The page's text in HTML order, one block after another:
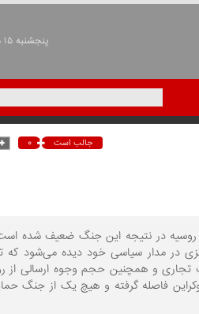
پنجشنبه ۱۵ مرداد ۱۴۰۵ ساعت: ۱۹:۳۱
جالب است ۰
روسیه در نتیجه این جنگ ضعیف شده
در مدار سیاسی خود دیده می‌شود که
تجاری و همچنین حجم وجوه ارسالی از
فاصله گرفته و هیچ یک از جنگ